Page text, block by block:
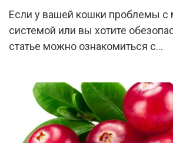
Если у вашей кошки проблемы с
системой или вы хотите
статье можно ознакомиться с…